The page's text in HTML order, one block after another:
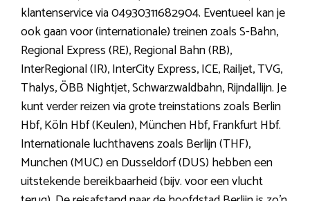
klantenservice via 04930311682904. Eventueel kan je
ook gaan voor (internationale) treinen zoals S-Bahn,
Regional Express (RE), Regional Bahn (RB),
InterRegional (IR), InterCity Express, ICE, Railjet, TVG,
Thalys, ÖBB Nightjet, Schwarzwaldbahn, Rijndallijn. Je
kunt verder reizen via grote treinstations zoals Berlin
Hbf, Köln Hbf (Keulen), München Hbf, Frankfurt Hbf.
Internationale luchthavens zoals Berlijn (THF),
Munchen (MUC) en Dusseldorf (DUS) hebben een
uitstekende bereikbaarheid (bijv. voor een vlucht